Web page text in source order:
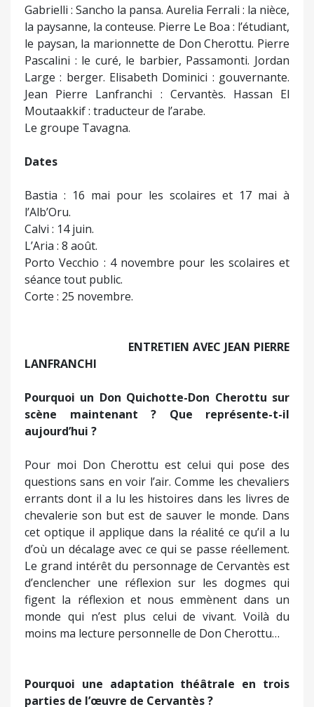
Bastia : 16 mai pour les scolaires et 17 mai à
l’Alb’Oru.
Calvi : 14 juin.
L’Aria : 8 août.
Porto Vecchio : 4 novembre pour les scolaires et
séance tout public.
Corte : 25 novembre.
ENTRETIEN AVEC JEAN PIERRE
Pourquoi un Don Quichotte-Don Cherottu sur
scène maintenant ? Que représente-t-il
aujourd’hui ?
Pour moi Don Cherottu est celui qui pose des
questions sans en voir l’air. Comme les chevaliers
cet optique il applique dans la réalité ce qu’il a lu
d’où un décalage avec ce qui se passe réellement.
d’enclencher une réflexion sur les dogmes qui
figent la réflexion et nous emmènent dans un
monde qui n’est plus celui de vivant. Voilà du
Pourquoi une adaptation théâtrale en trois
parties de l’œuvre de Cervantès ?
Je n’aurais pas pu condenser cette œuvre en une
heure trente même si je m’étais contenté d’en
extraire seulement quelques aventures de
l’homme à la triste figure et même si ces extraits
nous parlent aujourd’hui. Avant de me lancer dans
mon projet j’ai demandé aux élus qui financent ce
donné nos contraintes budgétaires et ma
proposition d’une démarche comportant trois